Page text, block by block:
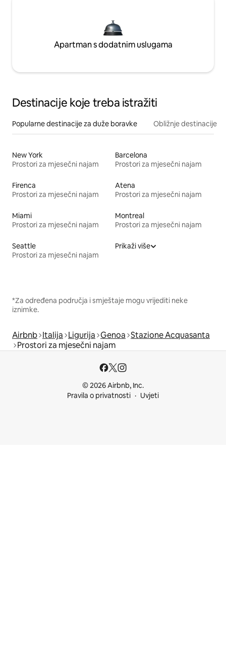
Apartman s dodatnim uslugama
Destinacije koje treba istražiti
Popularne destinacije za duže boravke Obližnje destinacije
New York
Prostori za mjesečni najam
Barcelona
Prostori za mjesečni najam
Firenca
Prostori za mjesečni najam
Atena
Prostori za mjesečni najam
Miami
Prostori za mjesečni najam
Montreal
Prostori za mjesečni najam
Seattle
Prostori za mjesečni najam
Prikaži više
*Za određena područja i smještaje mogu vrijediti neke
iznimke.
Airbnb Italija Ligurija Genoa Stazione Acquasanta
Prostori za mjesečni najam
© 2026 Airbnb, Inc.
Pravila o privatnosti
Uvjeti